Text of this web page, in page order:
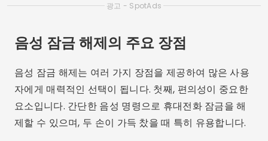
광고 - SpotAds
음성 잠금 해제의 주요 장점
음성 잠금 해제는 여러 가지 장점을 제공하여 많은 사용
자에게 매력적인 선택이 됩니다. 첫째, 편의성이 중요한
요소입니다. 간단한 음성 명령으로 휴대전화 잠금을 해
제할 수 있으며, 두 손이 가득 찼을 때 특히 유용합니다.